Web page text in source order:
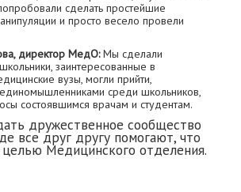
сделать простейшие
и просто весело провели
директор МедО:Мы сделали
заинтересованные в
вузы, могли прийти,
единомышленниками среди школьников,
состоявшимся врачам и студентам.
дружественное сообщество
все друг другу помогают, что
целью Медицинского отделения.